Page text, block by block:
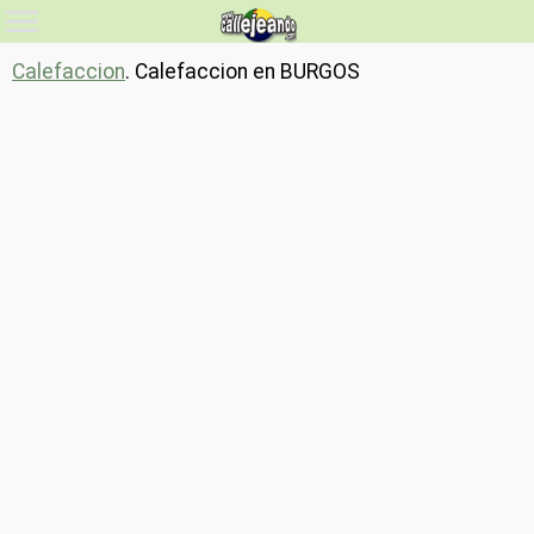
Calefaccion. Calefaccion en BURGOS